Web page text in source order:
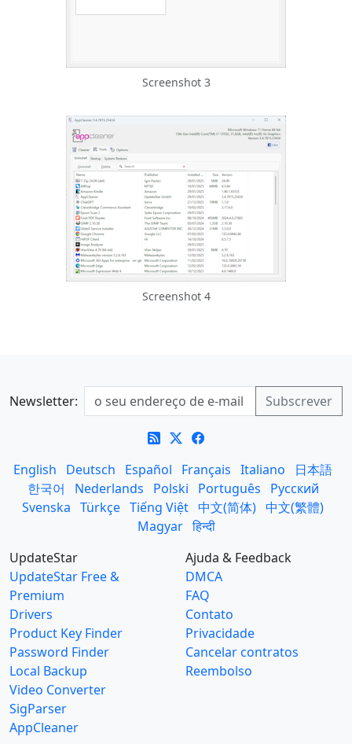
Screenshot 3
Screenshot 4
Newsletter:
English Deutsch Español Français Italiano
日本語
한국어
Nederlands Polski Português
Русский
Svenska Türkçe Tiếng Việt 中文(简体) 中文(繁體)
Magyar हिन्दी
UpdateStar
UpdateStar Free &
Premium
Drivers
Product Key Finder
Password Finder
Local Backup
Video Converter
SigParser
AppCleaner
Ajuda & Feedback
DMCA
FAQ
Contato
Privacidade
Cancelar contratos
Reembolso